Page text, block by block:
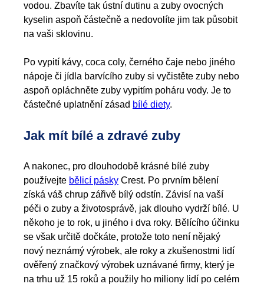
vodou. Zbavíte tak ústní dutinu a zuby ovocných
kyselin aspoň částečně a nedovolíte jim tak působit
na vaši sklovinu.
Po vypití kávy, coca coly, černého čaje nebo jiného
nápoje či jídla barvícího zuby si vyčistěte zuby nebo
aspoň opláchněte zuby vypitím poháru vody. Je to
částečné uplatnění zásad bílé diety.
Jak mít bílé a zdravé zuby
A nakonec, pro dlouhodobě krásné bílé zuby
používejte bělicí pásky Crest. Po prvním bělení
získá váš chrup zářivě bílý odstín. Závisí na vaší
péči o zuby a životosprávě, jak dlouho vydrží bílé. U
někoho je to rok, u jiného i dva roky. Bělícího účinku
se však určitě dočkáte, protože toto není nějaký
nový neznámý výrobek, ale roky a zkušenostmi lidí
ověřený značkový výrobek uznávané firmy, který je
na trhu už 15 roků a použily ho miliony lidí po celém